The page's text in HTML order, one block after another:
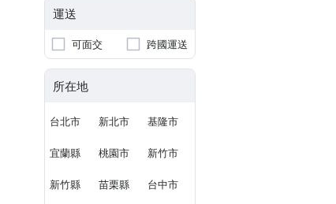
運送
可面交 跨國運送
所在地
台北市 新北市 基隆市
宜蘭縣 桃園市 新竹市
新竹縣 苗栗縣 台中市